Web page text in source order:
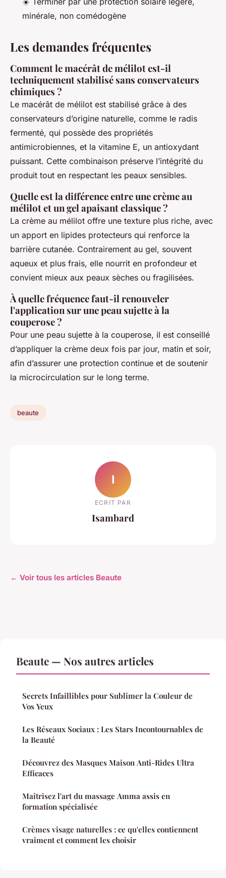
minérale, non comédogène
Les demandes fréquentes
Comment le macérât de mélilot est-il
techniquement stabilisé sans conservateurs
chimiques ?
Le macérât de mélilot est stabilisé grâce à des
conservateurs d’origine naturelle, comme le radis
fermenté, qui possède des propriétés
antimicrobiennes, et la vitamine E, un antioxydant
puissant. Cette combinaison préserve l’intégrité du
produit tout en respectant les peaux sensibles.
Quelle est la différence entre une crème au
mélilot et un gel apaisant classique ?
La crème au mélilot offre une texture plus riche, avec
un apport en lipides protecteurs qui renforce la
barrière cutanée. Contrairement au gel, souvent
aqueux et plus frais, elle nourrit en profondeur et
convient mieux aux peaux sèches ou fragilisées.
À quelle fréquence faut-il renouveler
l'application sur une peau sujette à la
couperose ?
Pour une peau sujette à la couperose, il est conseillé
d’appliquer la crème deux fois par jour, matin et soir,
afin d’assurer une protection continue et de soutenir
la microcirculation sur le long terme.
beaute
I
ECRIT PAR
Isambard
← Voir tous les articles Beaute
Beaute — Nos autres articles
Secrets Infaillibles pour Sublimer la Couleur de
Vos Yeux
Les Réseaux Sociaux : Les Stars Incontournables de
la Beauté
Découvrez des Masques Maison Anti-Rides Ultra
Efficaces
Maîtrisez l'art du massage Amma assis en
formation spécialisée
Crèmes visage naturelles : ce qu'elles contiennent
vraiment et comment les choisir